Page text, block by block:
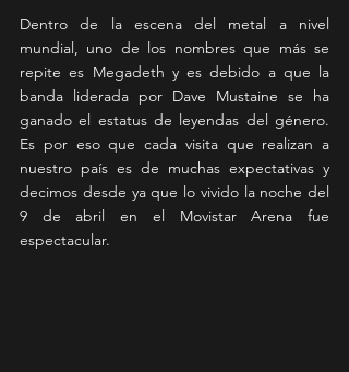
Dentro de la escena del metal a nivel
mundial, uno de los nombres que más se
repite es Megadeth y es debido a que la
banda liderada por Dave Mustaine se ha
ganado el estatus de leyendas del género.
Es por eso que cada visita que realizan a
nuestro país es de muchas expectativas y
decimos desde ya que lo vivido la noche del
9 de abril en el Movistar Arena fue
espectacular.